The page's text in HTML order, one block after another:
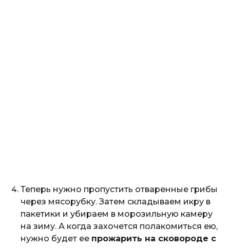
Теперь нужно пропустить отваренные грибы
через мясорубку. Затем складываем икру в
пакетики и убираем в морозильную камеру
на зиму. А когда захочется полакомиться ею,
нужно будет ее прожарить на сковороде с